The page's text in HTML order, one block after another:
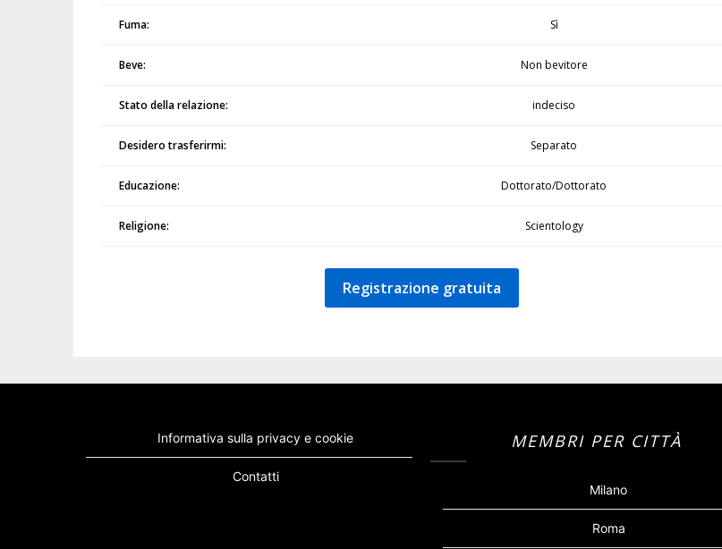
Fuma: Sì
Beve: Non bevitore
Stato della relazione: indeciso
Desidero trasferirmi: Separato
Educazione: Dottorato/Dottorato
Religione: Scientology
Registrazione gratuita
Informativa sulla privacy e cookie
Contatti
MEMBRI PER CITTÀ
Milano
Roma